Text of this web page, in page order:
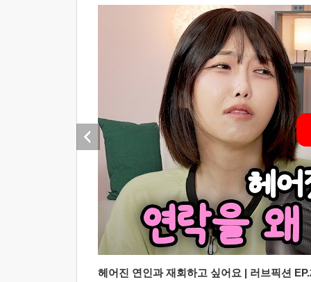
헤어진 연인과 재회하고 싶어요 | 러브픽션